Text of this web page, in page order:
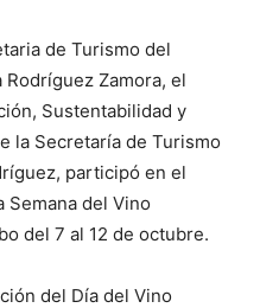
de Turismo del
Zamora, el
Sustentabilidad y
la Secretaría de Turismo
participó en el
Semana del Vino
del 7 al 12 de octubre.
del Día del Vino